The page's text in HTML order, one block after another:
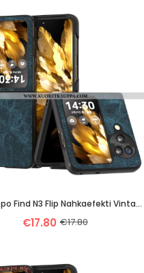
Kuori Oppo Find N3 Flip Nahkaefekti Vintage Abeel
€17.80 €17.80